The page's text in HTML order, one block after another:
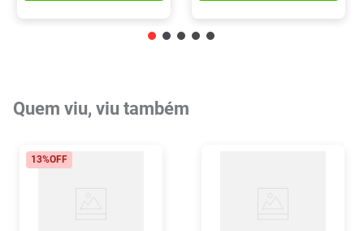
Quem viu, viu também
13%OFF